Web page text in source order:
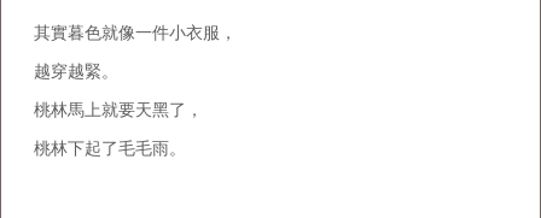
其實暮色就像一件小衣服，
越穿越緊。
桃林馬上就要天黑了，
桃林下起了毛毛雨。